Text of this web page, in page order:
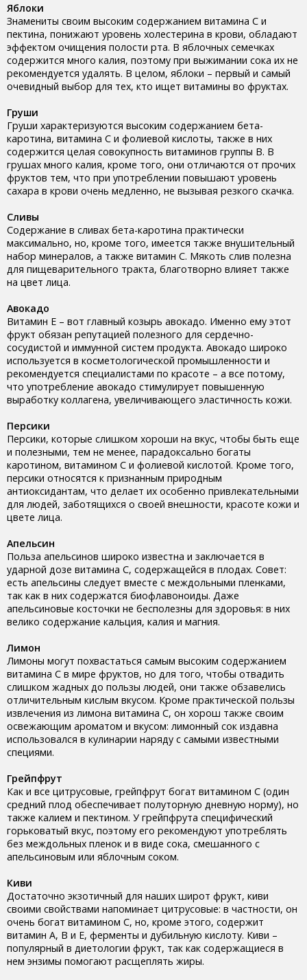
Яблоки
Знамениты своим высоким содержанием витамина С и
пектина, понижают уровень холестерина в крови, обладают
эффектом очищения полости рта. В яблочных семечках
содержится много калия, поэтому при выжимании сока их не
рекомендуется удалять. В целом, яблоки – первый и самый
очевидный выбор для тех, кто ищет витамины во фруктах.
Груши
Груши характеризуются высоким содержанием бета-
каротина, витамина С и фолиевой кислоты, также в них
содержится целая совокупность витаминов группы В. В
грушах много калия, кроме того, они отличаются от прочих
фруктов тем, что при употреблении повышают уровень
сахара в крови очень медленно, не вызывая резкого скачка.
Сливы
Содержание в сливах бета-каротина практически
максимально, но, кроме того, имеется также внушительный
набор минералов, а также витамин С. Мякоть слив полезна
для пищеварительного тракта, благотворно влияет также
на цвет лица.
Авокадо
Витамин Е – вот главный козырь авокадо. Именно ему этот
фрукт обязан репутацией полезного для сердечно-
сосудистой и иммунной систем продукта. Авокадо широко
используется в косметологической промышленности и
рекомендуется специалистами по красоте – а все потому,
что употребление авокадо стимулирует повышенную
выработку коллагена, увеличивающего эластичность кожи.
Персики
Персики, которые слишком хороши на вкус, чтобы быть еще
и полезными, тем не менее, парадоксально богаты
каротином, витамином С и фолиевой кислотой. Кроме того,
персики относятся к признанным природным
антиоксидантам, что делает их особенно привлекательными
для людей, заботящихся о своей внешности, красоте кожи и
цвете лица.
Апельсин
Польза апельсинов широко известна и заключается в
ударной дозе витамина С, содержащейся в плодах. Совет:
есть апельсины следует вместе с междольными пленками,
так как в них содержатся биофлавоноиды. Даже
апельсиновые косточки не бесполезны для здоровья: в них
велико содержание кальция, калия и магния.
Лимон
Лимоны могут похвастаться самым высоким содержанием
витамина С в мире фруктов, но для того, чтобы отвадить
слишком жадных до пользы людей, они также обзавелись
отличительным кислым вкусом. Кроме практической пользы
извлечения из лимона витамина С, он хорош также своим
освежающим ароматом и вкусом: лимонный сок издавна
использовался в кулинарии наряду с самыми известными
специями.
Грейпфрут
Как и все цитрусовые, грейпфрут богат витамином С (один
средний плод обеспечивает полуторную дневную норму), но
также калием и пектином. У грейпфрута специфический
горьковатый вкус, поэтому его рекомендуют употреблять
без междольных пленок и в виде сока, смешанного с
апельсиновым или яблочным соком.
Киви
Достаточно экзотичный для наших широт фрукт, киви
своими свойствами напоминает цитрусовые: в частности, он
очень богат витамином С, но, кроме этого, содержит
витамин А, В и Е, ферменты и дубильную кислоту. Киви –
популярный в диетологии фрукт, так как содержащиеся в
нем энзимы помогают расщеплять жиры.